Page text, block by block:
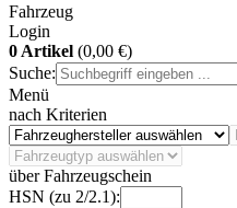
Fahrzeug
Login
0 Artikel (0,00 €)
Suche:
Menü
nach Kriterien
über Fahrzeugschein
HSN (zu 2/2.1):